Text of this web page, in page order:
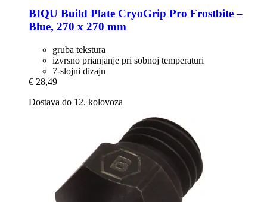
BIQU Build Plate CryoGrip Pro Frostbite –
Blue, 270 x 270 mm
gruba tekstura
izvrsno prianjanje pri sobnoj temperaturi
7-slojni dizajn
€ 28,49
Dostava do 12. kolovoza